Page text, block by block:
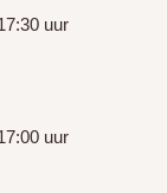
uur
uur